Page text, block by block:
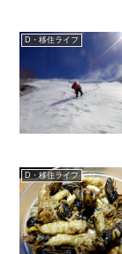
D・移住ライフ
D・移住ライフ